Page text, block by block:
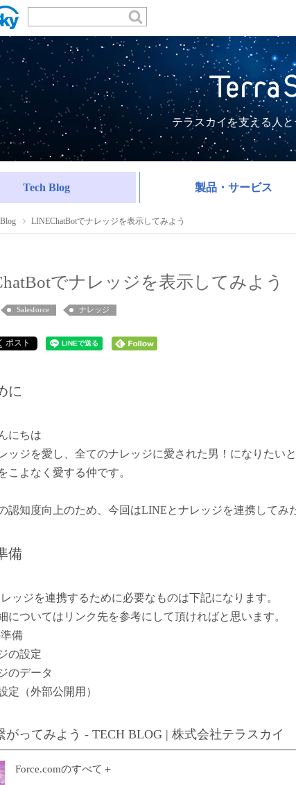
テラスカイを支える人
Tech Blog 製品・サービス
LINEChatBotでナレッジを表示してみよう
でナレッジを表示してみよう
Salesforce ナレッジ
ポスト
に
にちは
ッジを愛し、全てのナレッジに愛された男！になりたい
こよなく愛する仲です。
認知度向上のため、今回はLINEとナレッジを連携してみ
備
ッジを連携するために必要なものは下記になります。
についてはリンク先を参考にして頂ければと思います。
備
の設定
のデータ
定（外部公開用）
がってみよう - TECH BLOG | 株式会社テラスカイ
Force.comのすべて＋